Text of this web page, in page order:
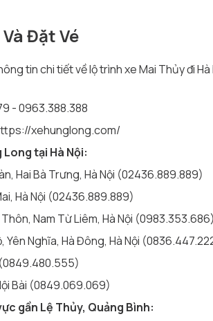
Đặt Vé
tin chi tiết về lộ trình xe Mai Thủy đi
- 0963.388.388
xehunglong.com/
tại Hà Nội:
Hai Bà Trưng, Hà Nội (02436.889.889)
Hà Nội (02436.889.889)
Nam Từ Liêm, Hà Nội (0983.353.686)
Yên Nghĩa, Hà Đông, Hà Nội
(0849.480.555)
Bài (0849.069.069)
gần Lệ Thủy, Quảng Bình: